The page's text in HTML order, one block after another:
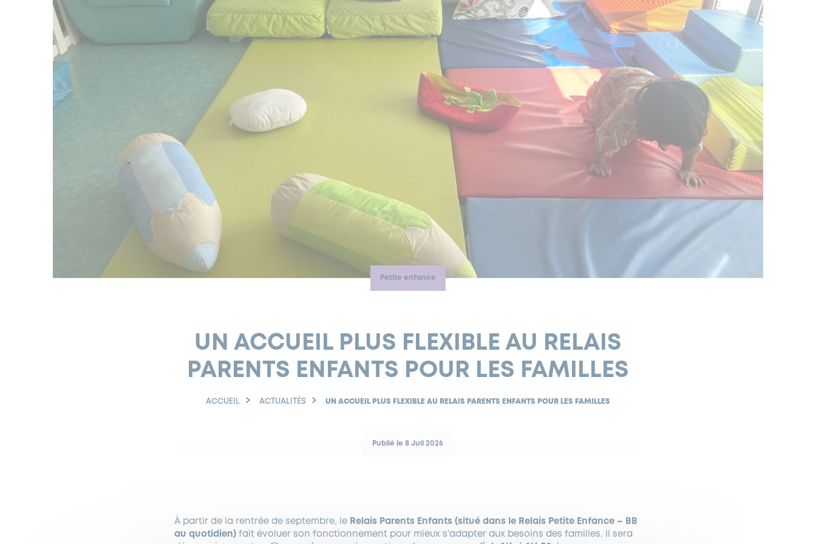
Petite enfance
UN ACCUEIL PLUS FLEXIBLE AU RELAIS
PARENTS ENFANTS POUR LES FAMILLES
ACCUEIL ACTUALITÉS UN ACCUEIL PLUS FLEXIBLE AU RELAIS PARENTS ENFANTS POUR LES FAMILLES
Publié le 8 Juil 2026
À partir de la rentrée de septembre, le Relais Parents Enfants (situé dans le Relais Petite Enfance – BB
au quotidien)fait évoluer son fonctionnement pour mieux s’adapter aux besoins des familles. Il sera